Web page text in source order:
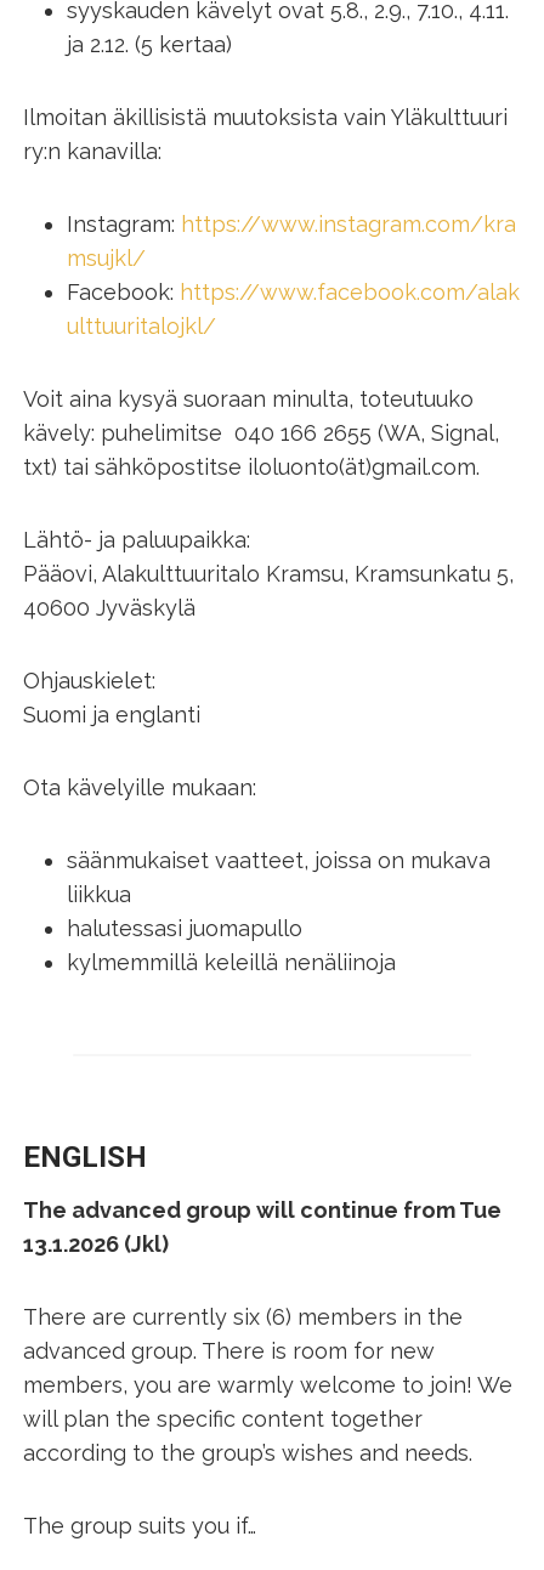
syyskauden kävelyt ovat 5.8., 2.9., 7.10., 4.11.
ja 2.12. (5 kertaa)
Ilmoitan äkillisistä muutoksista vain Yläkulttuuri
ry:n kanavilla:
Instagram: https://www.instagram.com/kra
msujkl/
Facebook: https://www.facebook.com/alak
ulttuuritalojkl/
Voit aina kysyä suoraan minulta, toteutuuko
kävely: puhelimitse 040 166 2655 (WA, Signal,
txt) tai sähköpostitse iloluonto(ät)gmail.com.
Lähtö- ja paluupaikka:
Pääovi, Alakulttuuritalo Kramsu, Kramsunkatu 5,
40600 Jyväskylä
Ohjauskielet:
Suomi ja englanti
Ota kävelyille mukaan:
säänmukaiset vaatteet, joissa on mukava
liikkua
halutessasi juomapullo
kylmemmillä keleillä nenäliinoja
ENGLISH
The advanced group will continue from Tue
13.1.2026 (Jkl)
There are currently six (6) members in the
advanced group. There is room for new
members, you are warmly welcome to join! We
will plan the specific content together
according to the group’s wishes and needs.
The group suits you if…